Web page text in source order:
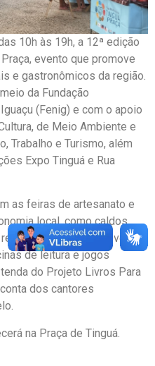
10h às 19h, a 12ª edição
evento que promove
e gastronômicos da região.
da Fundação
(Fenig) e com o apoio
de Meio Ambiente e
Trabalho e Turismo, além
Expo Tinguá e Rua
as feiras de artesanato e
local, como caldos,
Além disso, o evento
de leitura e jogos
do Projeto Livros Para
dos cantores
na Praça de Tinguá.